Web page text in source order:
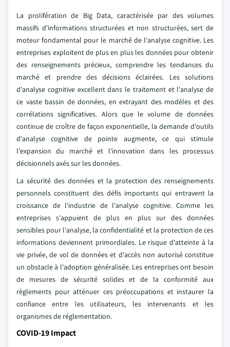
La prolifération de Big Data, caractérisée par des volumes
massifs d'informations structurées et non structurées, sert de
moteur fondamental pour le marché de l'analyse cognitive. Les
entreprises exploitent de plus en plus les données pour obtenir
des renseignements précieux, comprendre les tendances du
marché et prendre des décisions éclairées. Les solutions
d'analyse cognitive excellent dans le traitement et l'analyse de
ce vaste bassin de données, en extrayant des modèles et des
corrélations significatives. Alors que le volume de données
continue de croître de façon exponentielle, la demande d'outils
d'analyse cognitive de pointe augmente, ce qui stimule
l'expansion du marché et l'innovation dans les processus
décisionnels axés sur les données.
La sécurité des données et la protection des renseignements
personnels constituent des défis importants qui entravent la
croissance de l'industrie de l'analyse cognitive. Comme les
entreprises s'appuient de plus en plus sur des données
sensibles pour l'analyse, la confidentialité et la protection de ces
informations deviennent primordiales. Le risque d'atteinte à la
vie privée, de vol de données et d'accès non autorisé constitue
un obstacle à l'adoption généralisée. Les entreprises ont besoin
de mesures de sécurité solides et de la conformité aux
règlements pour atténuer ces préoccupations et instaurer la
confiance entre les utilisateurs, les intervenants et les
organismes de réglementation.
COVID-19 Impact